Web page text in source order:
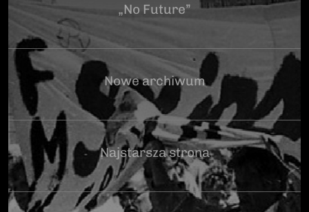
„No Future”
Nowe archiwum
Najstarsza strona